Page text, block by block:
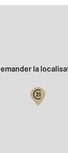
Demander la